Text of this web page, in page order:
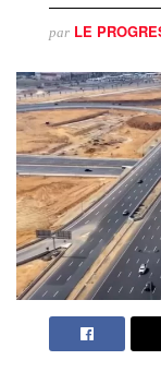
par LE